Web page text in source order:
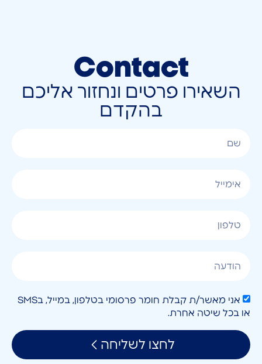
Contact
השאירו פרטים ונחזור אליכם
בהקדם
אני מאשר/ת קבלת חומר פרסומי בטלפון, במייל, בSMS
או בכל שיטה אחרת.
לחצו לשליחה